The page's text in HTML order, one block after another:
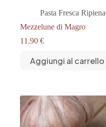
Pasta Fresca Ripiena
Mezzelune di Magro
11.90 €
Aggiungi al carrello